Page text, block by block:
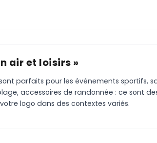
air et loisirs »
parfaits pour les événements sportifs,
accessoires de randonnée : ce sont
logo dans des contextes variés.